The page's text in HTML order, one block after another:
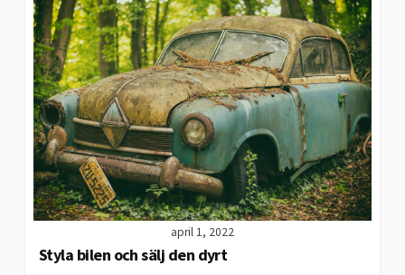
april 1, 2022
Styla bilen och sälj den dyrt